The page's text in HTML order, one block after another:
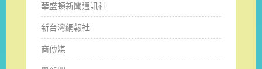
華盛頓新聞通訊社
新台灣網報社
商傳媒